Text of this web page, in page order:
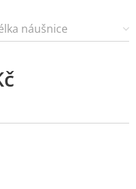
náušnice